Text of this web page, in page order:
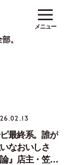
。
メニュー
最終系。誰が
なおいしさ
』店主・笠原